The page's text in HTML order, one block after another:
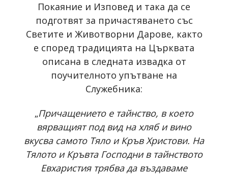
Покаяние и Изповед и така да се
подготвят за причастяването със
Светите и Животворни Дарове, както
е според традицията на Църквата
описана в следната извадка от
поучителното упътване на
Служебника:
„Причащението е тайнство, в което
вярващият под вид на хляб и вино
вкусва самото Тяло и Кръв Христови. На
Тялото и Кръвта Господни в тайнството
Евхаристия трябва да въздаваме